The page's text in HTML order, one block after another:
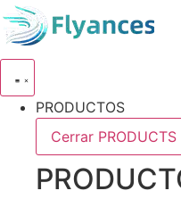
al
PRODUCTOS
Cerrar PRODUCTS